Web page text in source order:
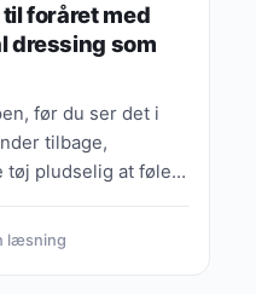
foråret med
dressing som
før du ser det i
tilbage,
tøj pludselig at føles
læsning